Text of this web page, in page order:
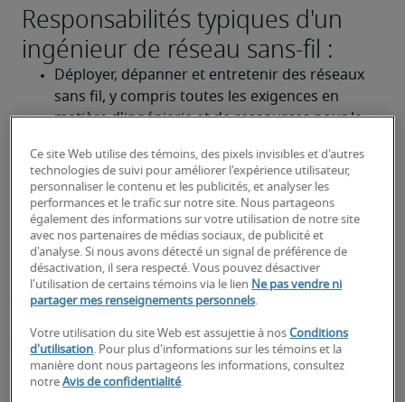
Responsabilités typiques d'un
ingénieur de réseau sans-fil :
Déployer, dépanner et entretenir des réseaux
sans fil, y compris toutes les exigences en
matière d'ingénierie et de ressources pour le
Fournir des recommandations pour
l'architecture et l'optimisation du réseau pour
les technologies sans fil et mobiles.
Documenter l'infrastructure et la conception du
réseau.
À la recherche d'un ingénieur de
réseau sans-fil ou d'un poste
d'ingénieur de réseau sans-fil?
Ce site Web utilise des témoins, des pixels invisibles et d'autres
technologies de suivi pour améliorer l'expérience utilisateur,
personnaliser le contenu et les publicités, et analyser les
performances et le trafic sur notre site. Nous partageons
également des informations sur votre utilisation de notre site
avec nos partenaires de médias sociaux, de publicité et
d'analyse. Si nous avons détecté un signal de préférence de
désactivation, il sera respecté. Vous pouvez désactiver
l'utilisation de certains témoins via le lien Ne pas vendre ni
partager mes renseignements personnels.
Votre utilisation du site Web est assujettie à nosConditions
d'utilisation. Pour plus d'informations sur les témoins et la
manière dont nous partageons les informations, consultez
notreAvis de confidentialité.